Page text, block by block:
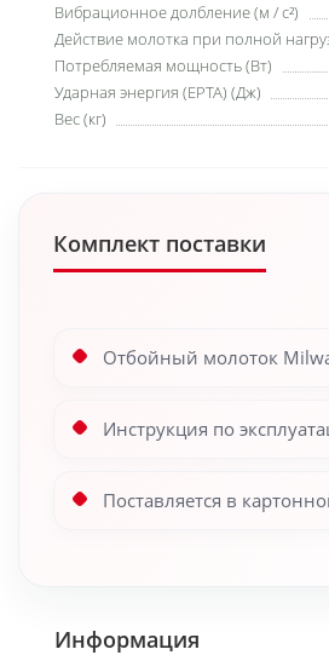
Вибрационное долбление (м / с²)
Действие молотка при полной
Потребляемая мощность (Вт)
Ударная энергия (EPTA) (Дж)
Вес (кг)
Комплект поставки
Отбойный молоток
Инструкция по
Поставляется в
Информация